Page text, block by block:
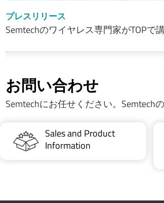
プレスリリース
Semtechのワイヤレス専門家がTOPで
お問い合わせ
Semtechにお任せください。Semtech
Sales and Product
Information